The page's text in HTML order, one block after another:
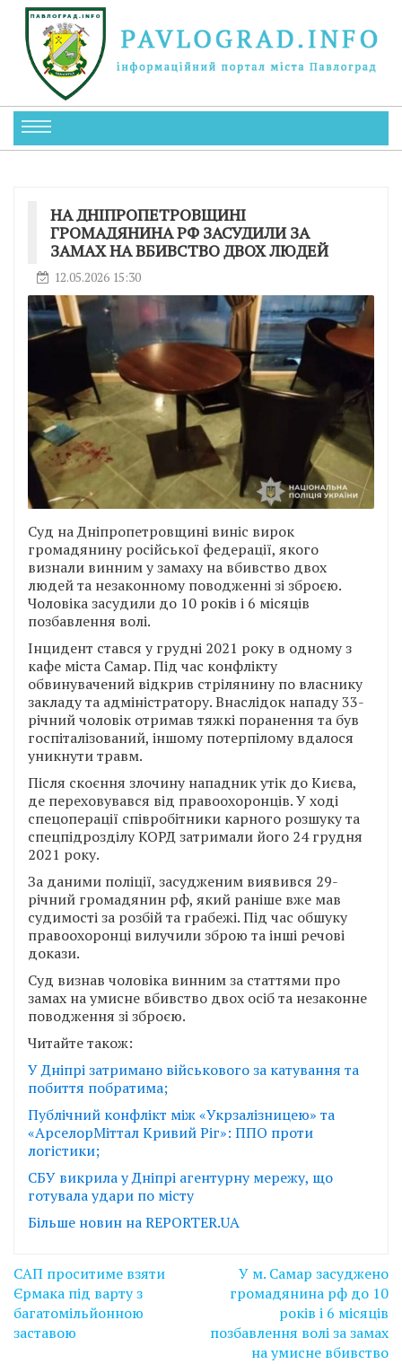
НА ДНІПРОПЕТРОВЩИНІ
ГРОМАДЯНИНА РФ ЗАСУДИЛИ ЗА
ЗАМАХ НА ВБИВСТВО ДВОХ ЛЮДЕЙ
12.05.2026 15:30
Суд на Дніпропетровщині виніс вирок
громадянину російської федерації, якого
визнали винним у замаху на вбивство двох
людей та незаконному поводженні зі зброєю.
Чоловіка засудили до 10 років і 6 місяців
позбавлення волі.
Інцидент стався у грудні 2021 року в одному з
кафе міста Самар. Під час конфлікту
обвинувачений відкрив стрілянину по власнику
закладу та адміністратору. Внаслідок нападу 33-
річний чоловік отримав тяжкі поранення та був
госпіталізований, іншому потерпілому вдалося
уникнути травм.
Після скоєння злочину нападник утік до Києва,
де переховувався від правоохоронців. У ході
спецоперації співробітники карного розшуку та
спецпідрозділу КОРД затримали його 24 грудня
2021 року.
За даними поліції, засудженим виявився 29-
річний громадянин рф, який раніше вже мав
судимості за розбій та грабежі. Під час обшуку
правоохоронці вилучили зброю та інші речові
докази.
Суд визнав чоловіка винним за статтями про
замах на умисне вбивство двох осіб та незаконне
поводження зі зброєю.
Читайте також:
У Дніпрі затримано військового за катування та
побиття побратима;
Публічний конфлікт між «Укрзалізницею» та
«АрселорМіттал Кривий Ріг»: ППО проти
логістики;
СБУ викрила у Дніпрі агентурну мережу, що
готувала удари по місту
Більше новин на REPORTER.UA
Навігація
записів
САП проситиме взяти
Єрмака під варту з
багатомільйонною
заставою
У м. Самар засуджено
громадянина рф до 10
років і 6 місяців
позбавлення волі за замах
на умисне вбивство